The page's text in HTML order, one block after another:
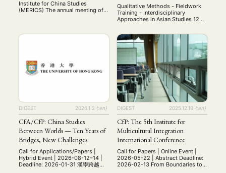
MITGLIEDERBEREICH KONTAKT SPENDEN SIE JETZT!
ENGLISH
Institute for China Studies
(MERICS) The annual meeting of
on November 27–28, 2025, at the
together scholars to present and
discuss diverse research on
contemporary China, including
Qualitative Methods - Fieldwork
Training - Interdisciplinary
Approaches in Asian Studies 12—
together early-career researchers,
PhD students, and MA students
working on Asia. Invited as
Keynote Speaker Univ-Prof. Dr.
Cornelia Reiher Professor of
Japanese Studies Department of
East Asian Studies (Japanese
Studies) Free University of Berlin
Qualitative Research …
DIGEST 2026.1.2 {:en}
CfA/CfP: China Studies
Between Worlds — Ten Years of
Bridges, New Challenges
Call for Applications/Papers |
Hybrid Event | 2026-08-12–14 |
Deadline: 2026-01-31 漢學跨越世
DIGEST 2025.12.19 {:en}
CfP: The 5th Institute for
Multicultural Integration
International Conference
Call for Papers | Online Event |
2026-05-22 | Abstract Deadline:
2026-02-13 From Boundaries to